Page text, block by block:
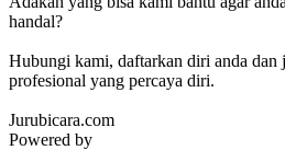
handal?
Hubungi kami, daftarkan diri anda dan
profesional yang percaya diri.
Jurubicara.com
Powered by